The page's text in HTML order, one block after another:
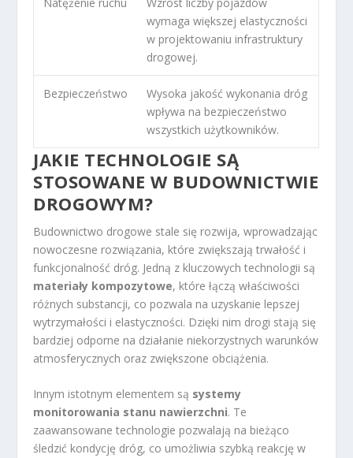
wymaga większej elastyczności
w projektowaniu infrastruktury
drogowej.
Bezpieczeństwo
Wysoka jakość wykonania dróg
wpływa na bezpieczeństwo
wszystkich użytkowników.
JAKIE TECHNOLOGIE SĄ
STOSOWANE W BUDOWNICTWIE
DROGOWYM?
Budownictwo drogowe stale się rozwija, wprowadzając
nowoczesne rozwiązania, które zwiększają trwałość i
funkcjonalność dróg. Jedną z kluczowych technologii są
materiały kompozytowe, które łączą właściwości
różnych substancji, co pozwala na uzyskanie lepszej
wytrzymałości i elastyczności. Dzięki nim drogi stają się
bardziej odporne na działanie niekorzystnych warunków
atmosferycznych oraz zwiększone obciążenia.
Innym istotnym elementem są systemy
monitorowania stanu nawierzchni. Te
zaawansowane technologie pozwalają na bieżąco
śledzić kondycję dróg, co umożliwia szybką reakcję w